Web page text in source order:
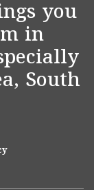
you
in
South